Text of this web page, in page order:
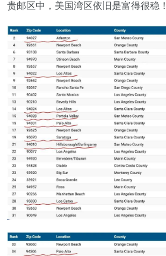
贵邮区中，美国湾区依旧是富得很稳